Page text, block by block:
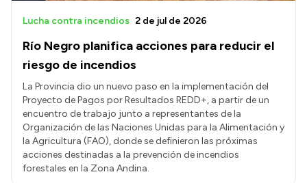
Río Negro planifica acciones para reducir el
riesgo de incendios
Lucha contra incendios 2 de jul de 2026
La Provincia dio un nuevo paso en la implementación del
Proyecto de Pagos por Resultados REDD+, a partir de un
encuentro de trabajo junto a representantes de la
Organización de las Naciones Unidas para la Alimentación y
la Agricultura (FAO), donde se definieron las próximas
acciones destinadas a la prevención de incendios
forestales en la Zona Andina.